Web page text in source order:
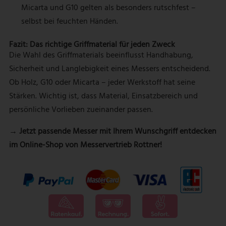
Micarta und G10 gelten als besonders rutschfest –
selbst bei feuchten Händen.
Fazit: Das richtige Griffmaterial für jeden Zweck
Die Wahl des Griffmaterials beeinflusst Handhabung,
Sicherheit und Langlebigkeit eines Messers entscheidend.
Ob Holz, G10 oder Micarta – jeder Werkstoff hat seine
Stärken. Wichtig ist, dass Material, Einsatzbereich und
persönliche Vorlieben zueinander passen.
→ Jetzt passende Messer mit Ihrem Wunschgriffentdecken
im Online-Shop von Messervertrieb Rottner!